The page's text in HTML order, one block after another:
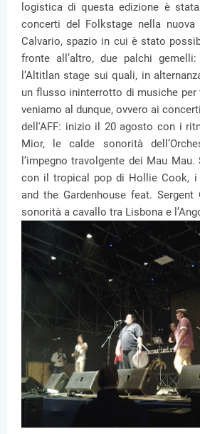
logistica di questa edizione è
concerti del Folkstage nella
Calvario, spazio in cui è stato
fronte all’altro, due palchi
l’Altitlan stage sui quali, in
un flusso ininterrotto di musiche per
veniamo al dunque, ovvero ai
dell'AFF: inizio il 20 agosto con i
Mior, le calde sonorità
l’impegno travolgente dei Mau
con il tropical pop di Hollie Cook,
and the Gardenhouse feat.
sonorità a cavallo tra Lisbona e